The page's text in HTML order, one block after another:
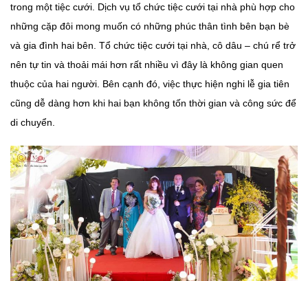
trong một tiệc cưới. Dịch vụ tổ chức tiệc cưới tại nhà phù hợp cho
những cặp đôi mong muốn có những phúc thân tình bên bạn bè
và gia đình hai bên. Tổ chức tiệc cưới tại nhà, cô dâu – chú rể trở
nên tự tin và thoải mái hơn rất nhiều vì đây là không gian quen
thuộc của hai người. Bên cạnh đó, việc thực hiện nghi lễ gia tiên
cũng dễ dàng hơn khi hai bạn không tốn thời gian và công sức để
di chuyển.